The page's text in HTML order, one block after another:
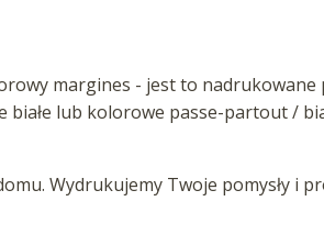
margines - jest to
białe lub kolorowe passe-partout /
Wydrukujemy Twoje pomysły i